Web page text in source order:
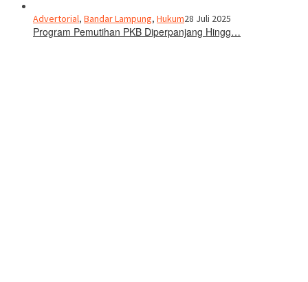
Advertorial, Bandar Lampung, Hukum28 Juli 2025
Program Pemutihan PKB Diperpanjang Hingg…